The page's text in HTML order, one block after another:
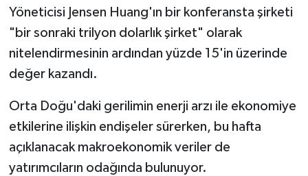
Yöneticisi Jensen Huang'ın bir konferansta şirketi
"bir sonraki trilyon dolarlık şirket" olarak
nitelendirmesinin ardından yüzde 15'in üzerinde
değer kazandı.
Orta Doğu'daki gerilimin enerji arzı ile ekonomiye
etkilerine ilişkin endişeler sürerken, bu hafta
açıklanacak makroekonomik veriler de
yatırımcıların odağında bulunuyor.